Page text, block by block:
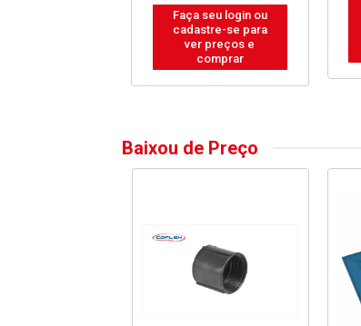
Faça seu login ou
cadastre-se para
ver preços e
comprar
Baixou de Preço